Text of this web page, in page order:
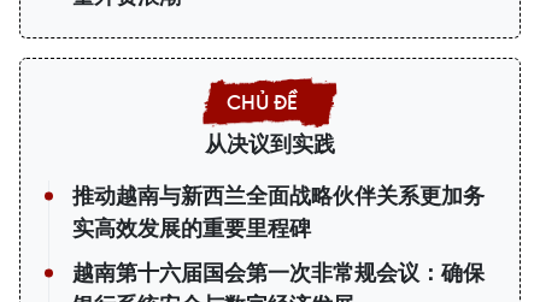
从决议到实践
推动越南与新西兰全面战略伙伴关系更加务
实高效发展的重要里程碑
越南第十六届国会第一次非常规会议：确保